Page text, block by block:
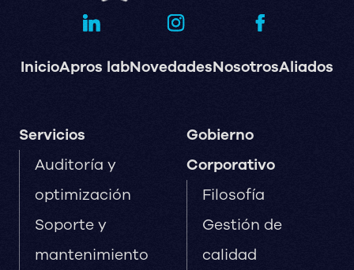
InicioApros labNovedadesNosotrosAliados
Servicios
Auditoría y
optimización
Soporte y
mantenimiento
Gobierno
Corporativo
Filosofía
Gestión de
calidad